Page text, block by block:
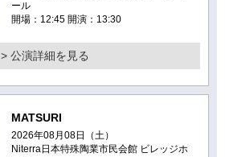
ール
開場：12:45 開演：13:30
> 公演詳細を見る
MATSURI
2026年08月08日（土）
Niterra日本特殊陶業市民会館 ビレッジホ